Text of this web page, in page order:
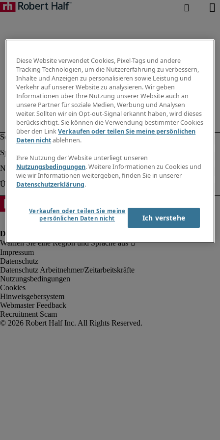
Impressum
Datenschutz
Datenschutz Arbeitnehmer/Zeitarbeitskräfte
Nutzungsbedingungen
Cookies
Hinweisgebersystem
Webmaster Feedback
Recruitment Scam
Diese Website verwendet Cookies, Pixel-Tags und andere
Tracking-Technologien, um die Nutzererfahrung zu verbessern,
Inhalte und Anzeigen zu personalisieren sowie Leistung und
Verkehr auf unserer Website zu analysieren. Wir geben
Informationen über Ihre Nutzung unserer Website auch an
unsere Partner für soziale Medien, Werbung und Analysen
weiter. Sollten wir ein Opt-out-Signal erkannt haben, wird dieses
berücksichtigt. Sie können die Verwendung bestimmter Cookies
über den LinkVerkaufen oder teilen Sie meine persönlichen
Daten nichtablehnen.
Ihre Nutzung der Website unterliegt unseren
Nutzungsbedingungen. Weitere Informationen zu Cookies und
wie wir Informationen weitergeben, finden Sie in unserer
Datenschutzerklärung.
Verkaufen oder teilen Sie meine
persönlichen Daten nicht
Ich verstehe